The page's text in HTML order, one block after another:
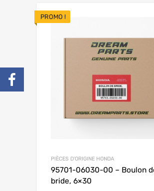
PROMO !
PIÈCES D'ORIGINE HONDA
95701-06030-00 – Boulon
bride, 6×30